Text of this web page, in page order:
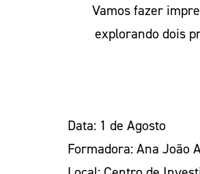
Vamos fazer
explorando dois
Data: 1 de Agosto
Formadora: Ana João